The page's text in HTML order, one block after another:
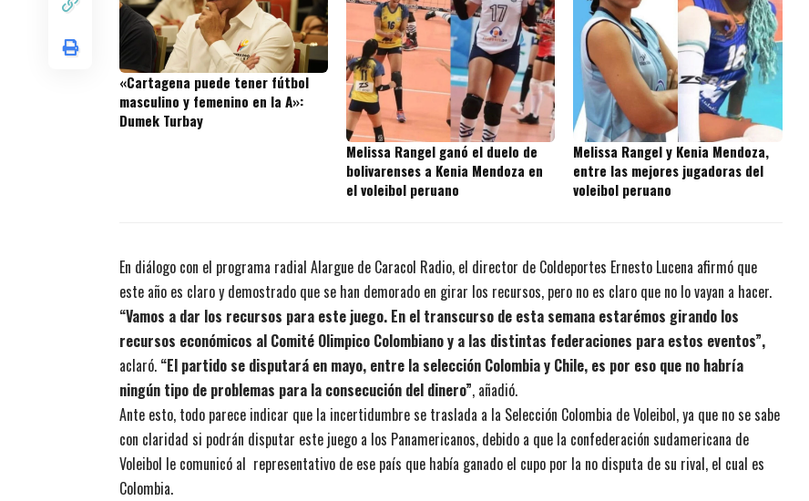
«Cartagena puede tener fútbol
masculino y femenino en la A»:
Dumek Turbay
Melissa Rangel ganó el duelo de
bolivarenses a Kenia Mendoza en
el voleibol peruano
Melissa Rangel y Kenia Mendoza,
entre las mejores jugadoras del
voleibol peruano
En diálogo con el programa radial Alargue de Caracol Radio, el director de Coldeportes Ernesto Lucena afirmó que
este año es claro y demostrado que se han demorado en girar los recursos, pero no es claro que no lo vayan a hacer.
“Vamos a dar los recursos para este juego. En el transcurso de esta semana estarémos girando los
recursos económicos al Comité Olimpico Colombiano y a las distintas federaciones para estos eventos”,
aclaró. “El partido se disputará en mayo, entre la selección Colombia y Chile, es por eso que no habría
ningún tipo de problemas para la consecución del dinero”, añadió.
Ante esto, todo parece indicar que la incertidumbre se traslada a la Selección Colombia de Voleibol, ya que no se sabe
con claridad si podrán disputar este juego a los Panamericanos, debido a que la confederación sudamericana de
Voleibol le comunicó al representativo de ese país que había ganado el cupo por la no disputa de su rival, el cual es
Colombia.